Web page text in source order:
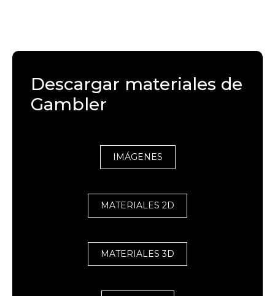
Descargar materiales de
Gambler
IMÁGENES
MATERIALES 2D
MATERIALES 3D